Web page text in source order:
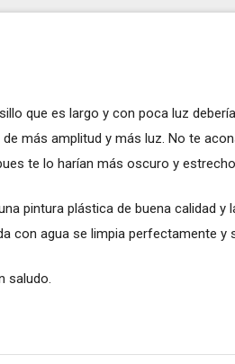
que es largo y con poca luz
más amplitud y más luz. No te
te lo harían más oscuro y
pintura plástica de buena calidad y
con agua se limpia perfectamente y
saludo.